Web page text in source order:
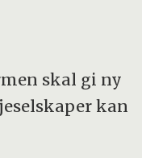
skal gi ny
kan